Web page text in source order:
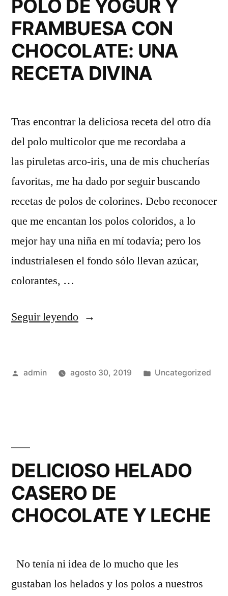
POLO DE YOGUR Y
FRAMBUESA CON
CHOCOLATE: UNA
RECETA DIVINA
Tras encontrar la deliciosa receta del otro día
del polo multicolor que me recordaba a
las piruletas arco-iris, una de mis chucherías
favoritas, me ha dado por seguir buscando
recetas de polos de colorines. Debo reconocer
que me encantan los polos coloridos, a lo
mejor hay una niña en mí todavía; pero los
industrialesen el fondo sólo llevan azúcar,
colorantes, …
Seguir leyendo«POLO
Y
RECETA
DIVINA»
Publicado
admin agosto 30, 2019
Publicado
Uncategorized
DELICIOSO HELADO
CASERO DE
CHOCOLATE Y LECHE
No tenía ni idea de lo mucho que les
gustaban los helados y los polos a nuestros